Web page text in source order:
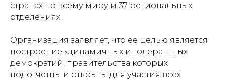
странах по всему миру и 37 региональных
отделениях.
Организация заявляет, что ее целью является
построение «динамичных и толерантных
демократий, правительства которых
подотчетны и открыты для участия всех